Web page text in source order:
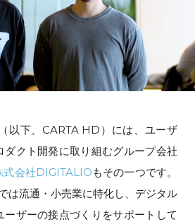
以下、CARTA HD）には、ユーザ
ダクト開発に取り組むグループ会社
式会社DIGITALIO もその一つです。
は流通・小売業に特化し、デジタル
ザーの接点づくりをサポートして